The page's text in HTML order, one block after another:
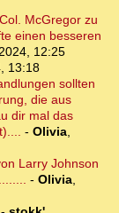
McGregor zu
einen besseren
12:25
13:18
sollten
die aus
dir mal das
- Olivia,
Larry Johnson
- Olivia,